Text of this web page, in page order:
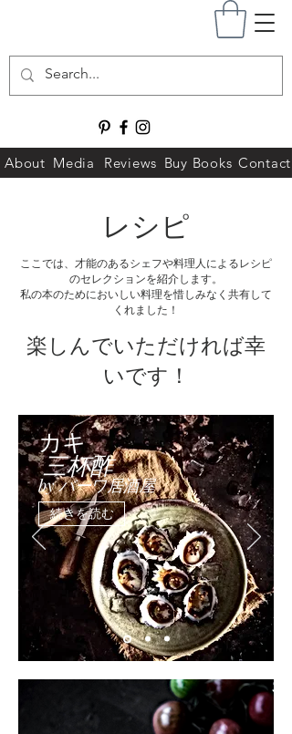
About Media Reviews Buy Books Contact
レシピ
ここでは、才能のあるシェフや料理人によるレシピ
のセレクションを紹介します。
私の本のためにおいしい料理を惜しみなく共有して
くれました！
楽しんでいただければ幸
いです！
カキ
三杯酢
by バーワ居酒屋
続きを読む